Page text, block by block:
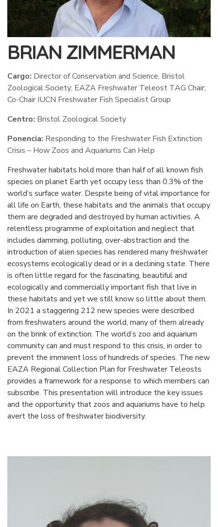
BRIAN ZIMMERMAN
Cargo: Director of Conservation and Science, Bristol
Zoological Society; EAZA Freshwater Teleost TAG Chair;
Co-Chair IUCN Freshwater Fish Specialist Group
Centro: Bristol Zoological Society
Ponencia: Responding to the Freshwater Fish Extinction
Crisis – How Zoos and Aquariums Can Help
Freshwater habitats hold more than half of all known fish
species on planet Earth yet occupy less than 0.3% of the
world’s surface water. Despite being of vital importance for
all life on Earth, these habitats and the animals that occupy
them are degraded and destroyed by human activities. A
relentless programme of exploitation and neglect that
includes damming, polluting, over-abstraction and the
introduction of alien species has rendered many freshwater
ecosystems ecologically dead or in a declining state. There
is often little regard for the fascinating, beautiful and
ecologically and commercially important fish that live in
these habitats and yet we still know so little about them.
In 2021 a staggering 212 new species were described
from freshwaters around the world, many of them already
on the brink of extinction. The world’s zoo and aquarium
community can and must respond to this crisis, in order to
prevent the imminent loss of hundreds of species. The new
EAZA Regional Collection Plan for Freshwater Teleosts
provides a framework for a response to which members can
subscribe. This presentation will introduce the key issues
and the opportunity that zoos and aquariums have to help
avert the loss of freshwater biodiversity.